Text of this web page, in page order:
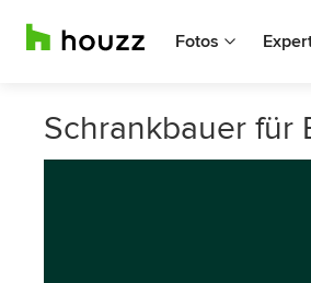
Fotos
Schrankbauer für